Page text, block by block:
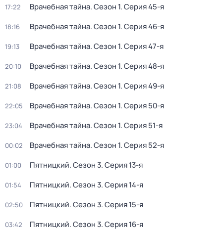
17:22 Врачебная тайна. Сезон 1. Серия 45-я
18:16 Врачебная тайна. Сезон 1. Серия 46-я
19:13 Врачебная тайна. Сезон 1. Серия 47-я
20:10 Врачебная тайна. Сезон 1. Серия 48-я
21:08 Врачебная тайна. Сезон 1. Серия 49-я
22:05 Врачебная тайна. Сезон 1. Серия 50-я
23:04 Врачебная тайна. Сезон 1. Серия 51-я
00:02 Врачебная тайна. Сезон 1. Серия 52-я
01:00 Пятницкий. Сезон 3. Серия 13-я
01:54 Пятницкий. Сезон 3. Серия 14-я
02:50 Пятницкий. Сезон 3. Серия 15-я
03:42 Пятницкий. Сезон 3. Серия 16-я